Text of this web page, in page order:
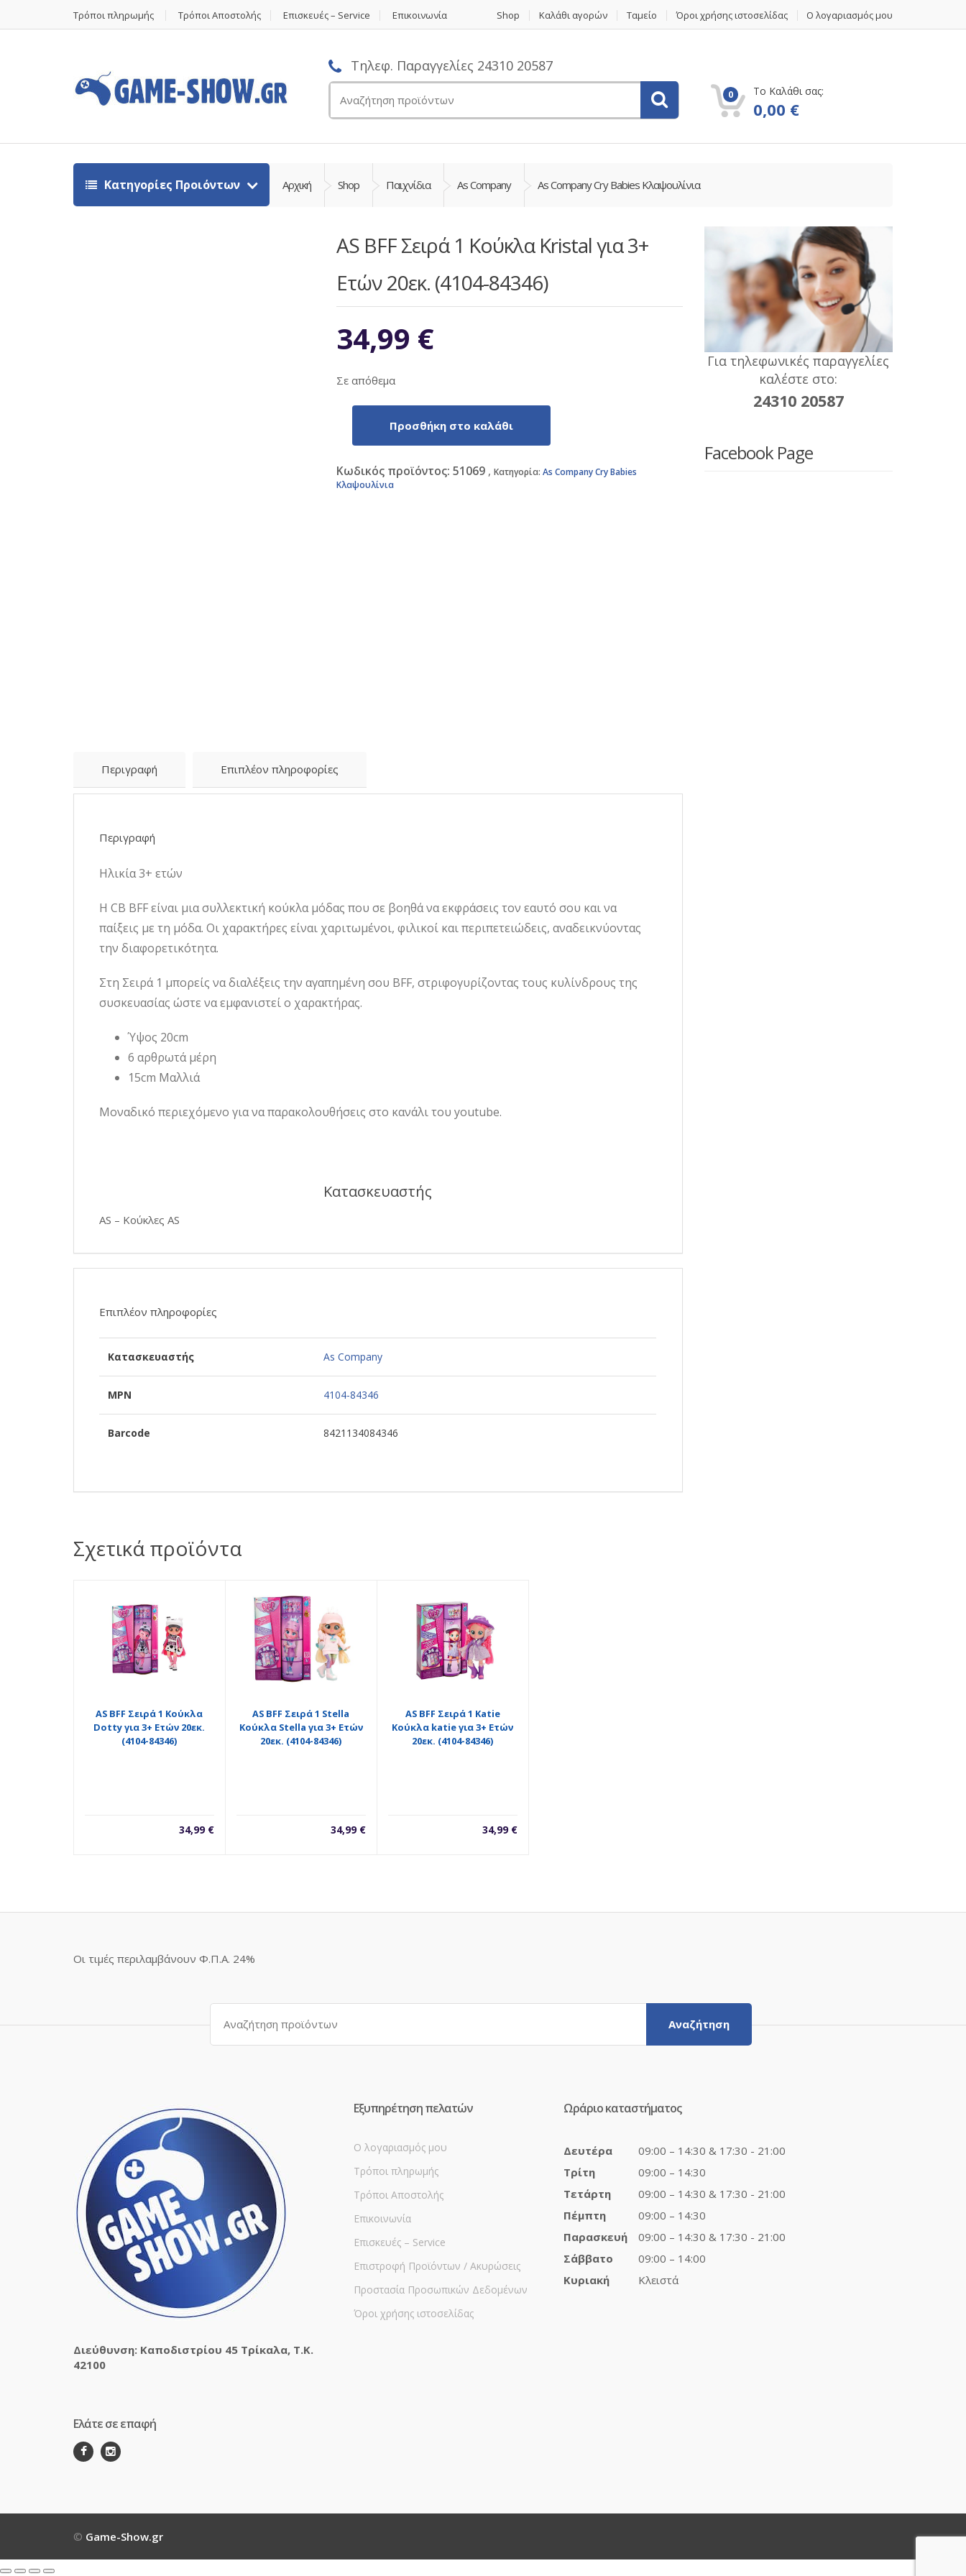
Τρόποι πληρωμής Τρόποι Αποστολής Επισκευές – Service Επικοινωνία Shop Καλάθι αγορών Ταμείο Όροι χρήσης ιστοσελίδας Ο λογαριασμός μου
Τηλεφ. Παραγγελίες 24310 20587
για:
0 Το Καλάθι σας:
0,00 €
Κατηγορίες Προιόντων Αρχική Shop Παιχνίδια As Company As Company Cry Babies Κλαψουλίνια
AS BFF Σειρά 1 Κούκλα Kristal για 3+
Ετών 20εκ. (4104-84346)
34,99 €
Σε απόθεμα
Σειρά
1
Προσθήκη στο καλάθι
Κωδικός προϊόντος: 51069 Κατηγορία: As Company Cry Babies
Κλαψουλίνια
Περιγραφή Επιπλέον πληροφορίες
Περιγραφή
Ηλικία 3+ ετών
Η CB BFF είναι μια συλλεκτική κούκλα μόδας που σε βοηθά να εκφράσεις τον εαυτό σου και να
παίξεις με τη μόδα. Οι χαρακτήρες είναι χαριτωμένοι, φιλικοί και περιπετειώδεις, αναδεικνύοντας
την διαφορετικότητα.
Στη Σειρά 1 μπορείς να διαλέξεις την αγαπημένη σου BFF, στριφογυρίζοντας τους κυλίνδρους της
συσκευασίας ώστε να εμφανιστεί ο χαρακτήρας.
Ύψος 20cm
6 αρθρωτά μέρη
15cm Μαλλιά
Μοναδικό περιεχόμενο για να παρακολουθήσεις στο κανάλι του youtube.
Κατασκευαστής
AS – Κούκλες AS
Επιπλέον πληροφορίες
Κατασκευαστής As Company
MPN 4104-84346
Barcode 8421134084346
Σχετικά προϊόντα
AS BFF Σειρά 1 Κούκλα
Dotty για 3+ Ετών 20εκ.
(4104-84346)
34,99 €
AS BFF Σειρά 1 Stella
Κούκλα Stella για 3+ Ετών
20εκ. (4104-84346)
34,99 €
AS BFF Σειρά 1 Katie
Κούκλα katie για 3+ Ετών
20εκ. (4104-84346)
34,99 €
Για τηλεφωνικές παραγγελίες
καλέστε στο:
24310 20587
Facebook Page
Οι τιμές περιλαμβάνουν Φ.Π.Α. 24%
Αναζήτηση
για:
Αναζήτηση
Διεύθυνση: Καποδιστρίου 45 Τρίκαλα, Τ.Κ.
42100
Ελάτε σε επαφή
Εξυπηρέτηση πελατών
Ο λογαριασμός μου
Τρόποι πληρωμής
Τρόποι Αποστολής
Επικοινωνία
Επισκευές – Service
Επιστροφή Προϊόντων / Ακυρώσεις
Προστασία Προσωπικών Δεδομένων
Όροι χρήσης ιστοσελίδας
Ωράριο καταστήματος
Δευτέρα
09:00 – 14:30 & 17:30 - 21:00
Τρίτη
09:00 – 14:30
Τετάρτη
09:00 – 14:30 & 17:30 - 21:00
Πέμπτη
09:00 – 14:30
Παρασκευή
09:00 – 14:30 & 17:30 - 21:00
Σάββατο
09:00 – 14:00
Κυριακή
Κλειστά
© Game-Show.gr